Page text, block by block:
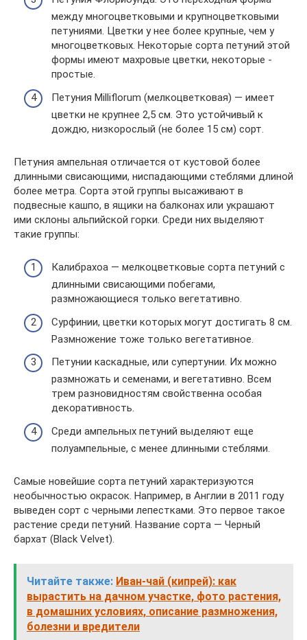
между многоцветковыми и крупноцветковыми
петуниями. Цветки у нее более крупные, чем у
многоцветковых. Некоторые сорта петуний этой
формы имеют махровые цветки, некоторые ‑
простые.
Петуния Milliflorum (мелкоцветковая) — имеет
цветки не крупнее 2,5 см. Это устойчивый к
дождю, низкорослый (не более 15 см) сорт.
Петуния ампельная отличается от кустовой более
длинными свисающими, ниспадающими стеблями длиной
более метра. Сорта этой группы высаживают в
подвесные кашпо, в ящики на балконах или украшают
ими склоны альпийской горки. Среди них выделяют
такие группы:
Калибрахоа — мелкоцветковые сорта петуний с
длинными свисающими побегами,
размножающиеся только вегетативно.
Сурфинии, цветки которых могут достигать 8 см.
Размножение тоже только вегетативное.
Петунии каскадные, или супертунии. Их можно
размножать и семенами, и вегетативно. Всем
трем разновидностям свойственна особая
декоративность.
Среди ампельных петуний выделяют еще
полуампельные, с менее длинными стеблями.
Самые новейшие сорта петуний характеризуются
необычностью окрасок. Например, в Англии в 2011 году
выведен сорт с черными лепестками. Это первое такое
растение среди петуний. Название сорта — Черный
бархат (Black Velvet).
Читайте также: Иван-чай (кипрей): как
вырастить на дачном участке, фото растения,
в домашних условиях, описание размножения,
болезни и вредители